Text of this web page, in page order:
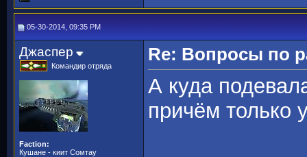
05-30-2014, 09:35 PM
Джаспер
Командир отряда
Faction:
Кушане - киит Сомтау
Re: Вопросы по
А куда
причём только